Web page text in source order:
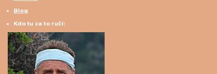
Blog
Kdo tu za to ručí: